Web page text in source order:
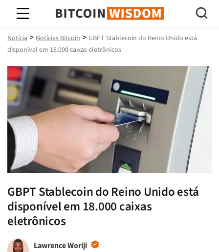
Sabedoria do Bitcoin
Notícia > Notícias Bitcoin > GBPT Stablecoin do Reino Unido está
disponível em 18.000 caixas eletrônicos
GBPT Stablecoin do Reino Unido está
disponível em 18.000 caixas
eletrônicos
Lawrence Woriji